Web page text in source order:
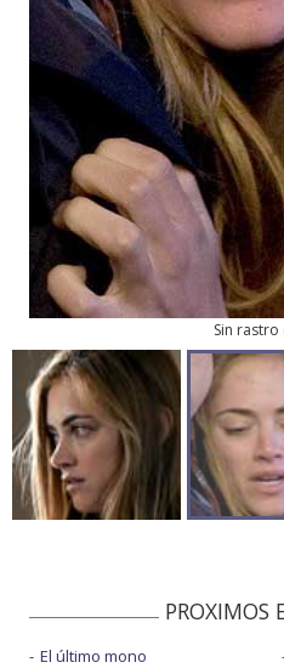
Sin rastro
PROXIMOS
El último mono